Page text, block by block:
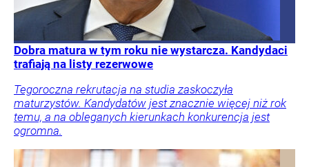
Dobra matura w tym roku nie wystarcza. Kandydaci
trafiają na listy rezerwowe
Tegoroczna rekrutacja na studia zaskoczyła
maturzystów. Kandydatów jest znacznie więcej niż rok
temu, a na obleganych kierunkach konkurencja jest
ogromna.